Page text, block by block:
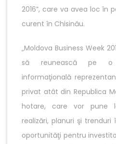
2016”, care va avea loc în
curent în Chisinău.
„Moldova Business Week
să reunească pe o
informaţională
privat atât din Republica
hotare, care vor pune
realizări, planuri şi
oportunităţi pentru